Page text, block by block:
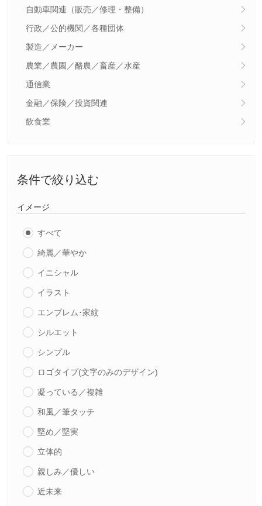
自動車関連（販売／修理・整備）
行政／公的機関／各種団体
製造／メーカー
農業／農園／酪農／畜産／水産
通信業
金融／保険／投資関連
飲食業
条件で絞り込む
イメージ
すべて
綺麗／華やか
イニシャル
イラスト
エンブレム･家紋
シルエット
シンプル
ロゴタイプ(文字のみのデザイン)
凝っている／複雑
和風／筆タッチ
堅め／堅実
立体的
親しみ／優しい
近未来